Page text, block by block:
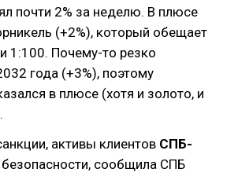
почти 2% за неделю. В плюсе
(+2%), который обещает
1:100. Почему-то резко
года (+3%), поэтому
в плюсе (хотя и золото, и
активы клиентов СПБ-
безопасности, сообщила СПБ